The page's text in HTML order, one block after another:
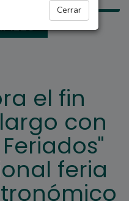
Cerrar
el fin
con
feria